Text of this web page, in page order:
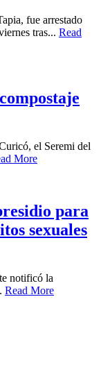
fue arrestado
tras... Read
el Seremi del
More
para
sexuales
notificó la
Read More